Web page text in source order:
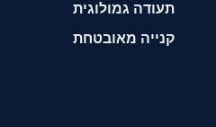
תעודה גמולוגית
קנייה מאובטחת